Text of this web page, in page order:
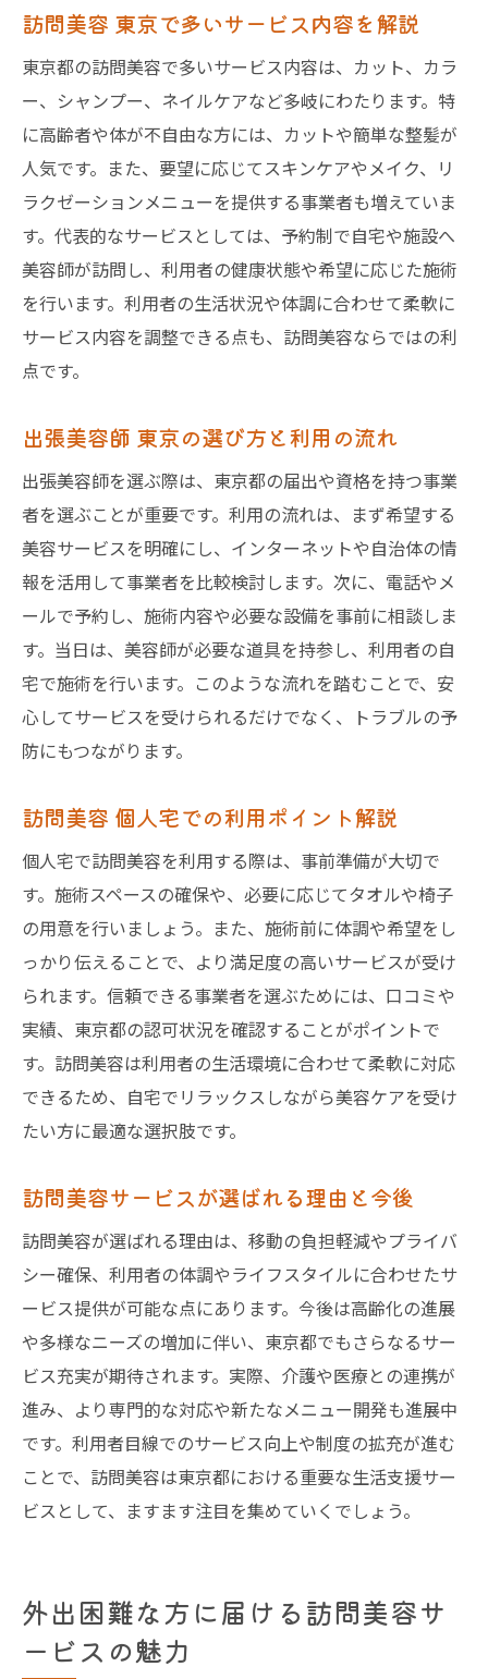
訪問美容サービス選びで重視すべき基準
口コミでわかる訪問美容 東京の評判
訪問美容 個人宅向けの信頼性チェック法
出張美容師選びで失敗しないコツ紹介
訪問美容利用者の体験談から学ぶ選び方
東京都の助成制度で訪問美容を賢く活用
東京都の訪問美容助成内容と申請方法
訪問美容 東京の助成を活用するコツ
助成制度を使った訪問美容のメリット
訪問美容サービスと助成金の最新情報
訪問美容師が自宅に来るまでの流れと対応
訪問美容の予約から当日対応までの流れ
訪問美容師が来る際の準備ポイント
訪問美容 個人宅での施術手順と注意点
出張美容師 東京の訪問時対応マナー
訪問美容利用時のトラブル対策方法
訪問美容 東京で安心して受けるコツ
安心して利用するための訪問美容の法律知識
出張美容 法律と東京都の規制について
訪問美容師の届出と登録制度の基礎知識
訪問美容 東京で守るべき法的ポイント
訪問美容 個人宅利用時の法律上の注意点
安全に利用するための訪問美容法律相談
訪問美容 東京で多いサービス内容を解説
東京都の訪問美容で多いサービス内容は、カット、カラ
ー、シャンプー、ネイルケアなど多岐にわたります。特
に高齢者や体が不自由な方には、カットや簡単な整髪が
人気です。また、要望に応じてスキンケアやメイク、リ
ラクゼーションメニューを提供する事業者も増えていま
す。代表的なサービスとしては、予約制で自宅や施設へ
美容師が訪問し、利用者の健康状態や希望に応じた施術
を行います。利用者の生活状況や体調に合わせて柔軟に
サービス内容を調整できる点も、訪問美容ならではの利
点です。
出張美容師 東京の選び方と利用の流れ
出張美容師を選ぶ際は、東京都の届出や資格を持つ事業
者を選ぶことが重要です。利用の流れは、まず希望する
美容サービスを明確にし、インターネットや自治体の情
報を活用して事業者を比較検討します。次に、電話やメ
ールで予約し、施術内容や必要な設備を事前に相談しま
す。当日は、美容師が必要な道具を持参し、利用者の自
宅で施術を行います。このような流れを踏むことで、安
心してサービスを受けられるだけでなく、トラブルの予
防にもつながります。
訪問美容 個人宅での利用ポイント解説
個人宅で訪問美容を利用する際は、事前準備が大切で
す。施術スペースの確保や、必要に応じてタオルや椅子
の用意を行いましょう。また、施術前に体調や希望をし
っかり伝えることで、より満足度の高いサービスが受け
られます。信頼できる事業者を選ぶためには、口コミや
実績、東京都の認可状況を確認することがポイントで
す。訪問美容は利用者の生活環境に合わせて柔軟に対応
できるため、自宅でリラックスしながら美容ケアを受け
たい方に最適な選択肢です。
訪問美容サービスが選ばれる理由と今後
訪問美容が選ばれる理由は、移動の負担軽減やプライバ
シー確保、利用者の体調やライフスタイルに合わせたサ
ービス提供が可能な点にあります。今後は高齢化の進展
や多様なニーズの増加に伴い、東京都でもさらなるサー
ビス充実が期待されます。実際、介護や医療との連携が
進み、より専門的な対応や新たなメニュー開発も進展中
です。利用者目線でのサービス向上や制度の拡充が進む
ことで、訪問美容は東京都における重要な生活支援サー
ビスとして、ますます注目を集めていくでしょう。
外出困難な方に届ける訪問美容サ
ービスの魅力